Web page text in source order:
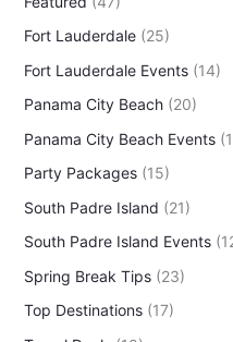
Fort Lauderdale(25)
Fort Lauderdale Events(14)
Panama City Beach(20)
Panama City Beach Events
Party Packages(15)
South Padre Island (21)
South Padre Island Events
Spring Break Tips(23)
Top Destinations(17)